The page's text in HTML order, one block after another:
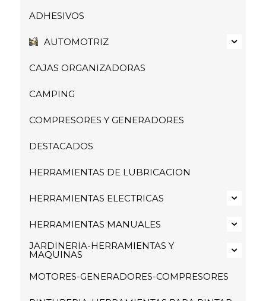
ADHESIVOS
AUTOMOTRIZ
CAJAS ORGANIZADORAS
CAMPING
COMPRESORES Y GENERADORES
DESTACADOS
HERRAMIENTAS DE LUBRICACION
HERRAMIENTAS ELECTRICAS
HERRAMIENTAS MANUALES
JARDINERIA-HERRAMIENTAS Y
MAQUINAS
MOTORES-GENERADORES-COMPRESORES